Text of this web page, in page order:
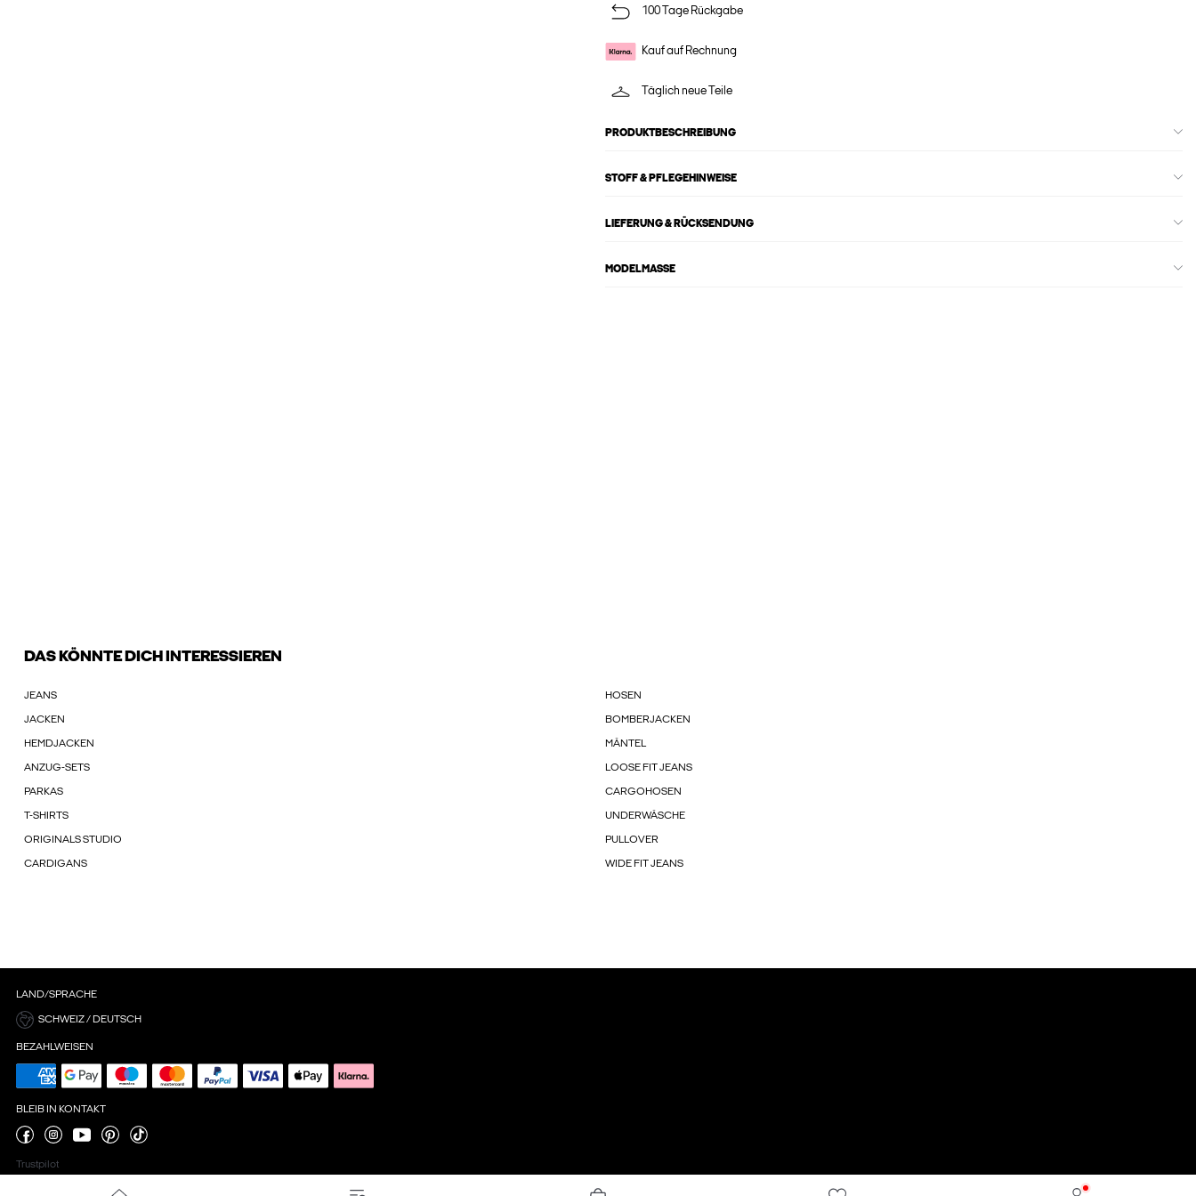
100 Tage Rückgabe
Kauf auf Rechnung
Täglich neue Teile
PRODUKTBESCHREIBUNG
STOFF & PFLEGEHINWEISE
LIEFERUNG & RÜCKSENDUNG
MODELMASSE
DAS KÖNNTE DICH INTERESSIEREN
JEANS HOSEN
JACKEN BOMBERJACKEN
HEMDJACKEN MÄNTEL
ANZUG-SETS LOOSE FIT JEANS
PARKAS CARGOHOSEN
T-SHIRTS UNDERWÄSCHE
ORIGINALS STUDIO PULLOVER
CARDIGANS WIDE FIT JEANS
LAND/SPRACHE
SCHWEIZ / DEUTSCH
BEZAHLWEISEN
BLEIB IN KONTAKT
Trustpilot